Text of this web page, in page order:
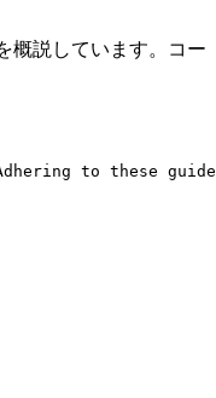
概説しています。コー